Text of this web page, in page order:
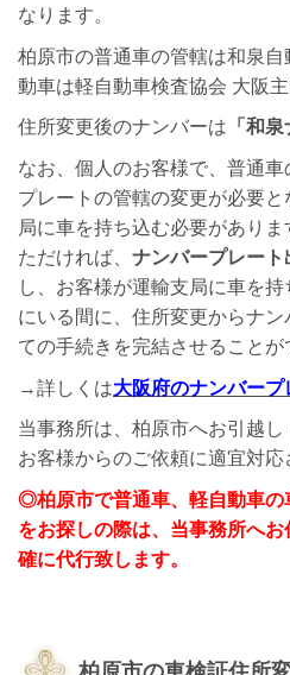
なります。
柏原市の普通車の管轄は和泉
動車は軽自動車検査協会 大阪
住所変更後のナンバーは 「和
なお、個人のお客様で、普通
プレートの管轄の変更が必要
局に車を持ち込む必要があり
ただければ、 ナンバープレー
し、お客様が運輸支局に車を
にいる間に、住所変更からナ
ての手続きを完結させることが
→詳しくは大阪府のナンバー
当事務所は、柏原市へお引越
お客様からのご依頼に適宜対応
◎柏原市で普通車、軽自動車の
をお探しの際は、当事務所へ
確に代行致します。